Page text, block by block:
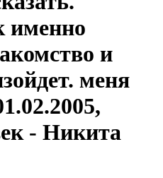
именно
и
меня
- Никита